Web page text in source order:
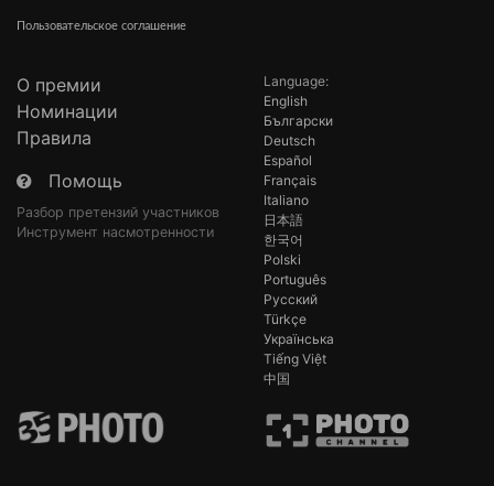
Пользовательское соглашение
О премии
Номинации
Правила
Помощь
Разбор претензий участников
Инструмент насмотренности
Language:
English
Български
Deutsch
Español
Français
Italiano
日本語
한국어
Polski
Português
Русский
Türkçe
Українська
Tiếng Việt
中国